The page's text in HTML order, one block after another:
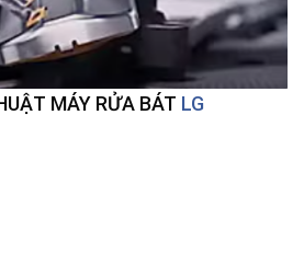
MÁY RỬA BÁT LG